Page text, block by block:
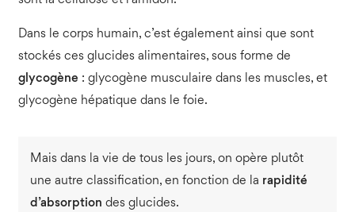
Dans le corps humain, c’est également ainsi que sont
stockés ces glucides alimentaires, sous forme de
glycogène : glycogène musculaire dans les muscles, et
glycogène hépatique dans le foie.
Mais dans la vie de tous les jours, on opère plutôt
une autre classification, en fonction de la rapidité
d’absorption des glucides.